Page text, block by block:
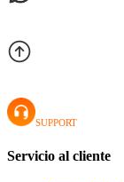
SUPPORT
Servicio al cliente